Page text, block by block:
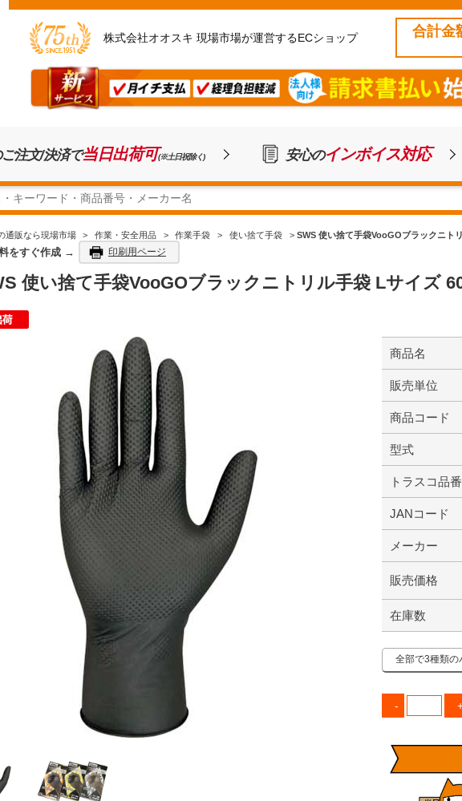
株式会社オオスキ 現場市場が運営するECショップ 合計金
注文/決済で当日出荷可(※土日祝除く) 安心のインボイス対応
通販なら現場市場 > 作業・安全用品 > 作業手袋 > 使い捨て手袋 > SWS 使い捨て手袋VooGOブラックニト
をすぐ作成 → 印刷用ページ
使い捨て手袋VooGOブラックニトリル手袋 Lサイズ
商品名
販売単位
商品コード
型式
トラスコ品番
JANコード
メーカー
販売価格
在庫数
全部で3種類の